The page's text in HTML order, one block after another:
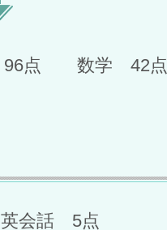
点 数学 42点
会話 5点